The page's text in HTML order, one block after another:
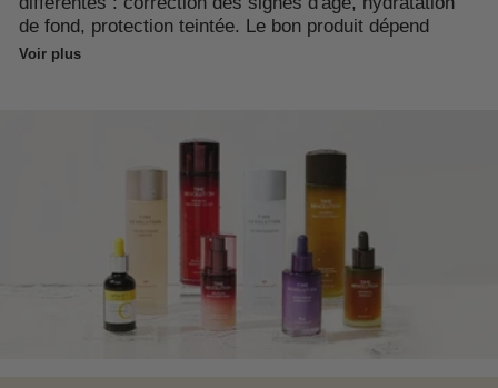
de fond, protection teintée. Le bon produit dépend
d'abord de ton concern prioritaire et de ta position dans
L'Ampoule Time Revolution Night Repair 5X est taillée
pour les peaux qui commencent à perdre en densité ou
en éclat. Le bifida ferment lysate à haute concentration
agit sur la cohésion cellulaire, le niacinamide
uniformise le teint sur4 à 6 semaines
, le rétinol
accélère le renouvellement. Elle convient aux peaux
normales à mixtes. Sur peau très sèche, associe-la à
Voir plus